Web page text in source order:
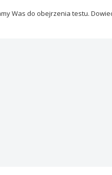
Was do obejrzenia testu.